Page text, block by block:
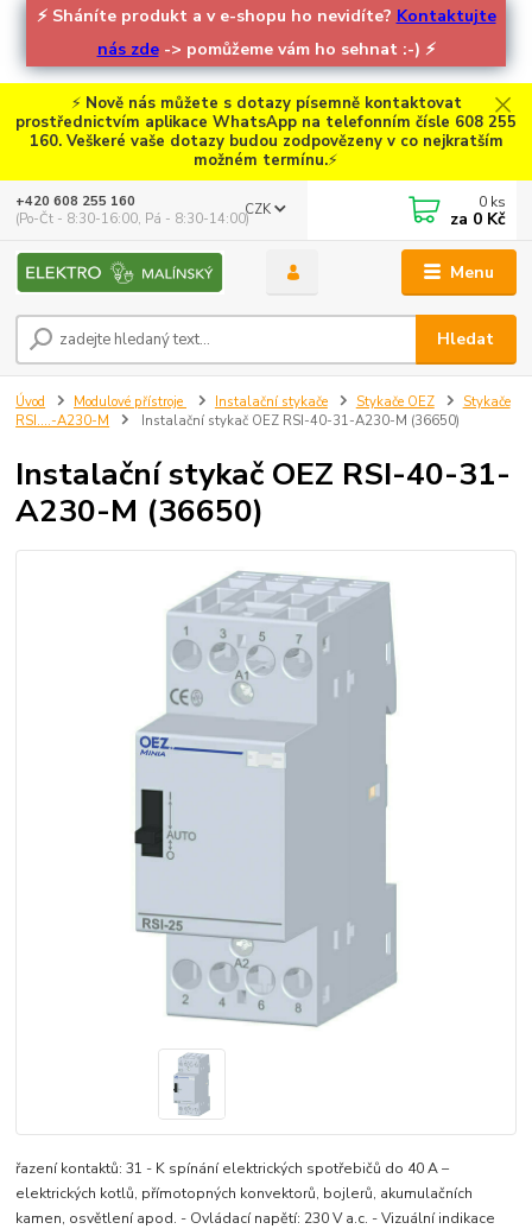
⚡ Sháníte produkt a v e-shopu ho nevidíte? Kontaktujte
nás zde-> pomůžeme vám ho sehnat :-) ⚡
⚡ Nově nás můžete s dotazy písemně kontaktovat
prostřednictvím aplikace WhatsApp na telefonním čísle 608 255
160. Veškeré vaše dotazy budou zodpovězeny v co nejkratším
možném termínu.⚡
Menu
CZK
Hledat
+420 608 255 160
(Po-Čt - 8:30-16:00, Pá - 8:30-14:00)
0 ks
za 0 Kč
Úvod Modulové přístroje Instalační stykače Stykače OEZ
Stykače
RSI....-A230-M
Instalační stykač OEZ RSI-40-31-A230-M (36650)
Instalační stykač OEZ RSI-40-31-
A230-M (36650)
řazení kontaktů: 31 - K spínání elektrických spotřebičů do 40 A –
elektrických kotlů, přímotopných konvektorů, bojlerů, akumulačních
kamen, osvětlení apod. - Ovládací napětí: 230 V a.c. - Vizuální indikace